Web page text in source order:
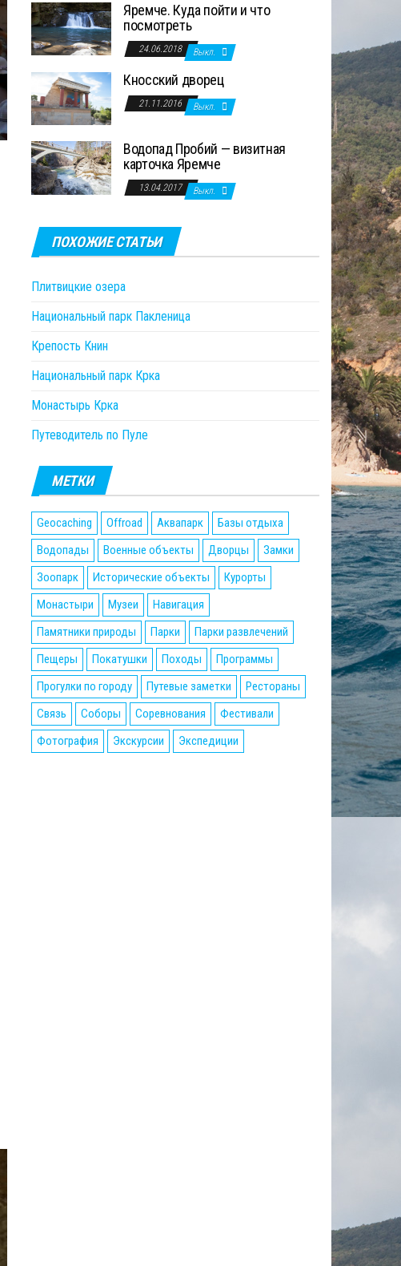
Яремче. Куда пойти и что
посмотреть
24.06.2018 Выкл.
Кносский дворец
21.11.2016 Выкл.
Водопад Пробий — визитная
карточка Яремче
13.04.2017 Выкл.
ПОХОЖИЕ СТАТЬИ
Плитвицкие озера
Национальный парк Пакленица
Крепость Книн
Национальный парк Крка
Монастырь Крка
Путеводитель по Пуле
МЕТКИ
Geocaching Offroad Аквапарк
Базы отдыха
Водопады
Военные объекты Дворцы
Замки
Зоопарк
Исторические объекты
Курорты
Монастыри
Музеи
Навигация
Памятники природы
Парки
Парки развлечений
Пещеры
Покатушки Походы
Программы
Прогулки по городу
Путевые заметки
Рестораны
Связь
Соборы Соревнования
Фестивали
Фотография
Экскурсии Экспедиции